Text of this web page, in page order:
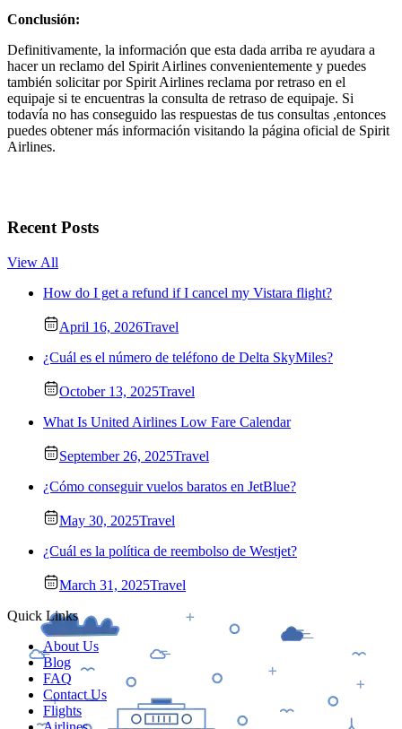
Conclusión:
Definitivamente, la información que esta dada arriba re ayudara a
hacer un reclamo del Spirit Airlines convenientemente y puedes
también solicitar por Spirit Airlines reclama por retraso en el
equipaje si te encuentras la consulta de retraso de equipaje. Si
todavía no has conseguido las respuestas de tus consultas ,entonces
puedes obtener más información visitando la página oficial de Spirit
Airlines.
Recent Posts
View All
How do I get a refund if I cancel my Vistara flight?
April 16, 2026Travel
¿Cuál es el número de teléfono de Delta SkyMiles?
October 13, 2025Travel
What Is United Airlines Low Fare Calendar
September 26, 2025Travel
¿Cómo conseguir vuelos baratos en JetBlue?
May 30, 2025Travel
¿Cuál es la política de reembolso de Westjet?
March 31, 2025Travel
Quick Links
About Us
Blog
FAQ
Contact Us
Flights